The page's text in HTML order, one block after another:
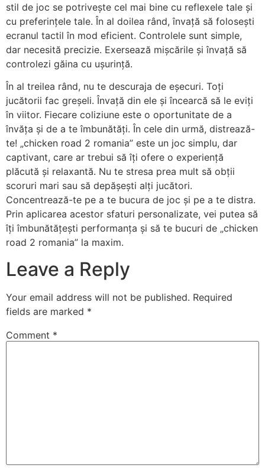
stil de joc se potrivește cel mai bine cu reflexele tale și
cu preferințele tale. În al doilea rând, învață să folosești
ecranul tactil în mod eficient. Controlele sunt simple,
dar necesită precizie. Exersează mișcările și învață să
controlezi găina cu ușurință.
În al treilea rând, nu te descuraja de eșecuri. Toți
jucătorii fac greșeli. Învață din ele și încearcă să le eviți
în viitor. Fiecare coliziune este o oportunitate de a
învăța și de a te îmbunătăți. În cele din urmă, distrează-
te! „chicken road 2 romania” este un joc simplu, dar
captivant, care ar trebui să îți ofere o experiență
plăcută și relaxantă. Nu te stresa prea mult să obții
scoruri mari sau să depășești alți jucători.
Concentrează-te pe a te bucura de joc și pe a te distra.
Prin aplicarea acestor sfaturi personalizate, vei putea să
îți îmbunătățești performanța și să te bucuri de „chicken
road 2 romania” la maxim.
Leave a Reply
Your email address will not be published. Required
fields are marked *
Comment *